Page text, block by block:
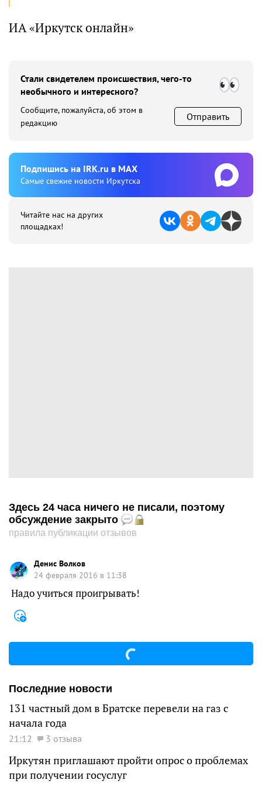
ИА «Иркутск онлайн»
Стали свидетелем происшествия, чего-то
необычного и интересного?
Сообщите, пожалуйста, об этом в
редакцию
Отправить
Подпишиcь на IRK.ru в MAX
Cамые свежие новости Иркутска
Читайте нас на других
площадках!
Здесь 24 часа ничего не писали, поэтому
обсуждение закрыто
правила публикации отзывов
Денис Волков
24 февраля 2016 в 11:38
Надо учиться проигрывать!
Последние новости
131 частный дом в Братске перевели на газ с
начала года
21:12 3 отзыва
Иркутян приглашают пройти опрос о проблемах
при получении госуслуг